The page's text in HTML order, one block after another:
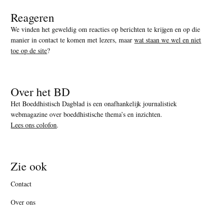
Reageren
We vinden het geweldig om reacties op berichten te krijgen en op die
manier in contact te komen met lezers, maarwat staan we wel en niet
toe op de site?
Over het BD
Het Boeddhistisch Dagblad is een onafhankelijk journalistiek
webmagazine over boeddhistische thema’s en inzichten.
Lees ons colofon.
Zie ook
Contact
Over ons